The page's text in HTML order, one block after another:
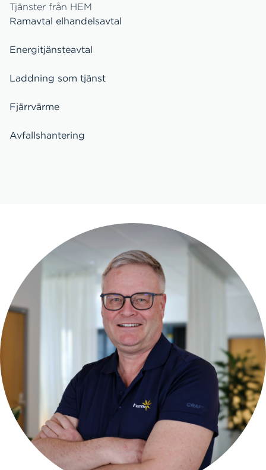
Tjänster från HEM
Ramavtal elhandelsavtal
Energitjänsteavtal
Laddning som tjänst
Fjärrvärme
Avfallshantering